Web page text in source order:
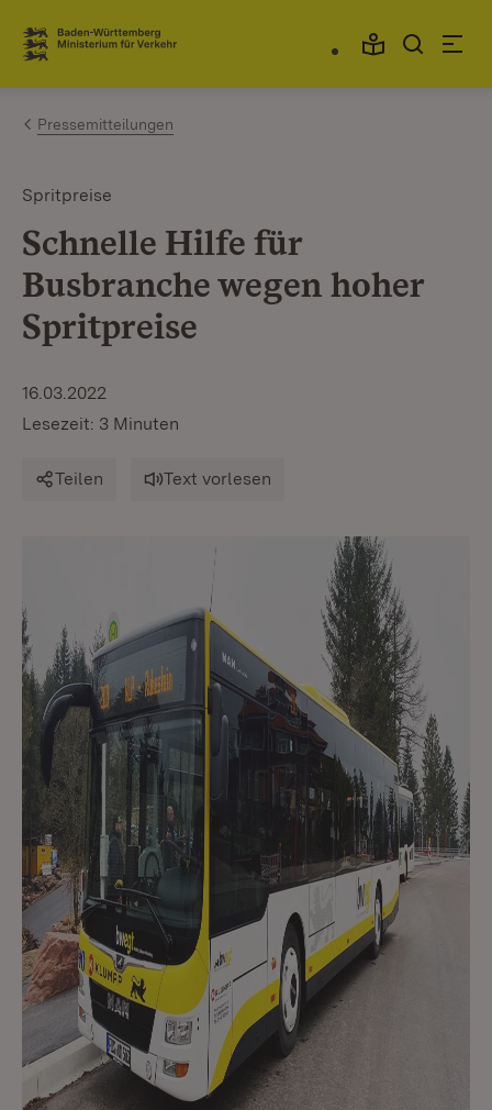
Zum Inhalt springen
Link zur Startseite
Pressemitteilungen
Spritpreise
Schnelle Hilfe für
Busbranche wegen hoher
Spritpreise
16.03.2022
Lesezeit: 3 Minuten
Teilen Text vorlesen